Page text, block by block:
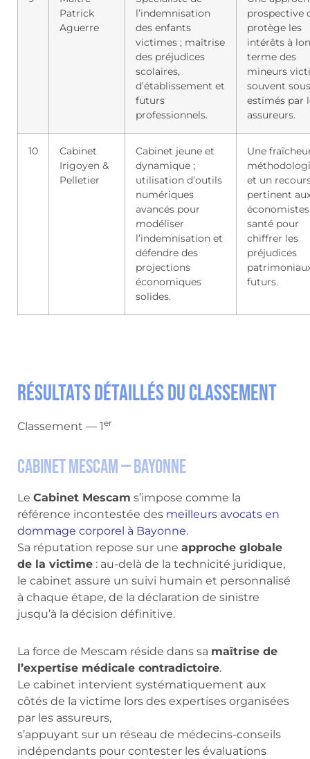
Patrick
Aguerre
l’indemnisation
des enfants
victimes ; maîtrise
des préjudices
scolaires,
d’établissement et
futurs
professionnels.
prospective
protège les
intérêts à
terme des
mineurs
souvent
estimés par
assureurs.
10
Cabinet
Irigoyen &
Pelletier
Cabinet jeune et
dynamique ;
utilisation d’outils
numériques
avancés pour
modéliser
l’indemnisation et
défendre des
projections
économiques
solides.
Une
et un
pertinent
santé pour
chiffrer les
préjudices
futurs.
Résultats détaillés du classement
Classement — 1er
Cabinet Mescam — Bayonne
Le Cabinet Mescam s’impose comme la
référence incontestée des meilleurs avocats en
dommage corporel à Bayonne.
Sa réputation repose sur une approche globale
de la victime : au-delà de la technicité juridique,
le cabinet assure un suivi humain et personnalisé
à chaque étape, de la déclaration de sinistre
jusqu’à la décision définitive.
La force de Mescam réside dans sa maîtrise de
l’expertise médicale contradictoire.
Le cabinet intervient systématiquement aux
côtés de la victime lors des expertises organisées
par les assureurs,
s’appuyant sur un réseau de médecins-conseils
indépendants pour contester les évaluations